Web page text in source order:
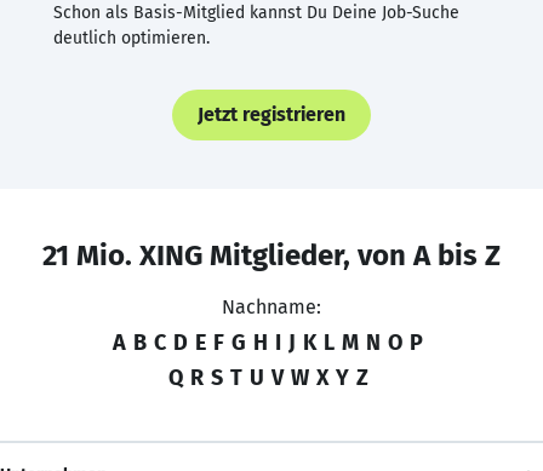
Schon als Basis-Mitglied kannst Du Deine Job-Suche
deutlich optimieren.
Jetzt registrieren
21 Mio. XING Mitglieder, von A bis Z
Nachname:
A B C D E F G H I J K L M N O P
Q R S T U V W X Y Z